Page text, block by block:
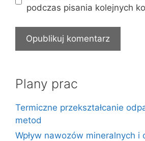
podczas pisania kolejnych
Plany prac
Termiczne przekształcanie
metod
Wpływ nawozów mineralnych i